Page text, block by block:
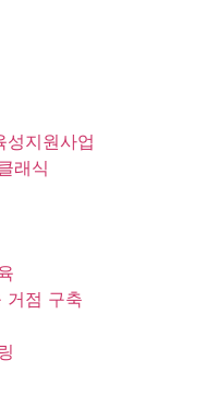
성지원사업
래식
거점 구축